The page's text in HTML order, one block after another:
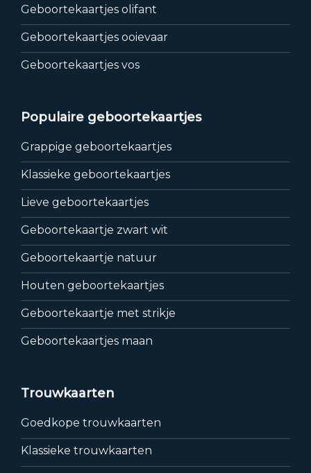
Geboortekaartjes olifant
Geboortekaartjes ooievaar
Geboortekaartjes vos
Populaire geboortekaartjes
Grappige geboortekaartjes
Klassieke geboortekaartjes
Lieve geboortekaartjes
Geboortekaartje zwart wit
Geboortekaartje natuur
Houten geboortekaartjes
Geboortekaartje met strikje
Geboortekaartjes maan
Trouwkaarten
Goedkope trouwkaarten
Klassieke trouwkaarten